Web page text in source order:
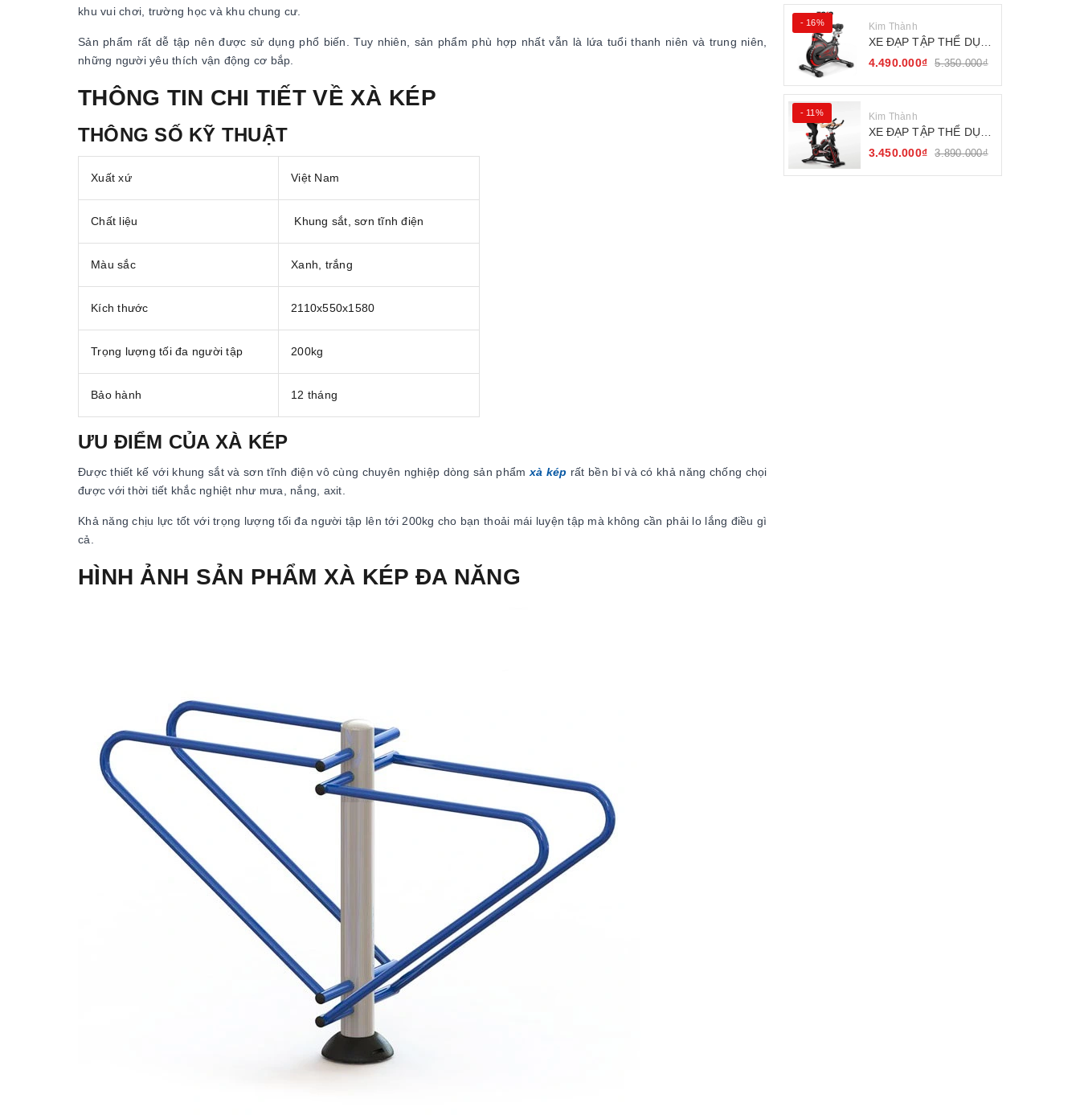
khu vui chơi, trường học và khu chung cư.
Sản phẩm rất dễ tập nên được sử dụng phổ biến. Tuy nhiên, sản phẩm phù hợp nhất vẫn là lứa tuổi thanh niên và trung niên,
những người yêu thích vận động cơ bắp.
THÔNG TIN CHI TIẾT VỀ XÀ KÉP
THÔNG SỐ KỸ THUẬT
Xuất xứ Việt Nam
Chất liệu Khung sắt, sơn tĩnh điện
Màu sắc Xanh, trắng
Kích thước 2110x550x1580
Trọng lượng tối đa người tập 200kg
Bảo hành 12 tháng
ƯU ĐIỂM CỦA XÀ KÉP
Được thiết kế với khung sắt và sơn tĩnh điện vô cùng chuyên nghiệp dòng sản phẩm xà kép rất bền bỉ và có khả năng chống chọi
được với thời tiết khắc nghiệt như mưa, nắng, axit.
Khả năng chịu lực tốt với trọng lượng tối đa người tập lên tới 200kg cho bạn thoải mái luyện tập mà không cần phải lo lắng điều gì
cả.
HÌNH ẢNH SẢN PHẨM XÀ KÉP ĐA NĂNG
- 16% Kim Thành
XE ĐẠP TẬP THỂ DỤC
FITNESS BÁNH ĐÀ
4.490.000₫ 5.350.000₫
- 11% Kim Thành
XE ĐẠP TẬP THỂ DỤC
SEJAN GH-709
3.450.000₫ 3.890.000₫